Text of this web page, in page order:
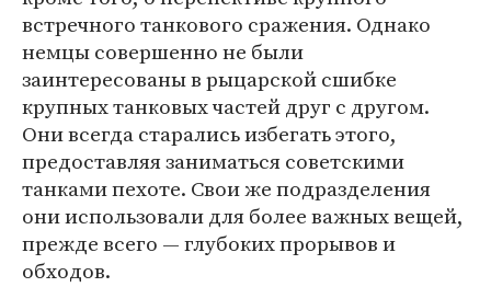
встречного танкового сражения. Однако
немцы совершенно не были
заинтересованы в рыцарской сшибке
крупных танковых частей друг с другом.
Они всегда старались избегать этого,
предоставляя заниматься советскими
танками пехоте. Свои же подразделения
они использовали для более важных вещей,
прежде всего — глубоких прорывов и
обходов.